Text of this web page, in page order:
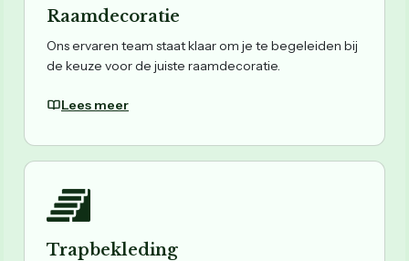
Raamdecoratie
Ons ervaren team staat klaar om je te begeleiden bij
de keuze voor de juiste raamdecoratie.
Lees meer
Trapbekleding